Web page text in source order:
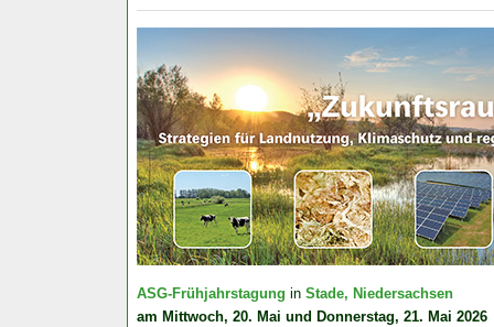
ASG-Frühjahrstagung in Stade, Niedersachsen
am Mittwoch, 20. Mai und Donnerstag, 21. Mai 2026